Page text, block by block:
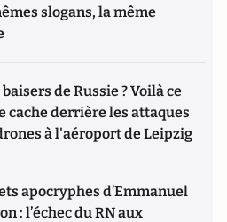
slogans, la même
baisers de Russie ? Voilà ce
cache derrière les attaques
à l'aéroport de Leipzig
apocryphes d’Emmanuel
: l’échec du RN aux